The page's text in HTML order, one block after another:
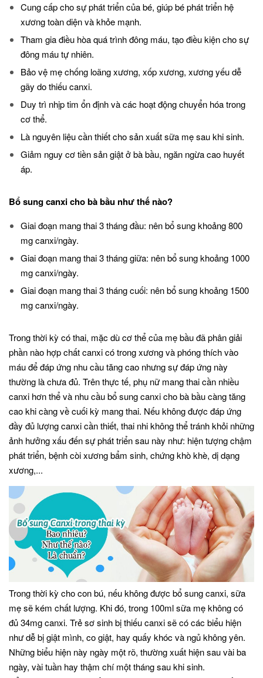
Cung cấp cho sự phát triển của bé, giúp bé phát triển hệ
xương toàn diện và khỏe mạnh.
Tham gia điều hòa quá trình đông máu, tạo điều kiện cho sự
đông máu tự nhiên.
Bảo vệ mẹ chống loãng xương, xốp xương, xương yếu dễ
gãy do thiếu canxi.
Duy trì nhịp tim ổn định và các hoạt động chuyển hóa trong
cơ thể.
Là nguyên liệu cần thiết cho sản xuất sữa mẹ sau khi sinh.
Giảm nguy cơ tiền sản giật ở bà bầu, ngăn ngừa cao huyết
áp.
Bổ sung canxi cho bà bầu như thế nào?
Giai đoạn mang thai 3 tháng đầu: nên bổ sung khoảng 800
mg canxi/ngày.
Giai đoạn mang thai 3 tháng giữa: nên bổ sung khoảng 1000
mg canxi/ngày.
Giai đoạn mang thai 3 tháng cuối: nên bổ sung khoảng 1500
mg canxi/ngày.
Trong thời kỳ có thai, mặc dù cơ thể của mẹ bầu đã phân giải
phần nào hợp chất canxi có trong xương và phóng thích vào
máu để đáp ứng nhu cầu tăng cao nhưng sự đáp ứng này
thường là chưa đủ. Trên thực tế, phụ nữ mang thai cần nhiều
canxi hơn thể và nhu cầu bổ sung canxi cho bà bầu càng tăng
cao khi càng về cuối kỳ mang thai. Nếu không được đáp ứng
đầy đủ lượng canxi cần thiết, thai nhi không thể tránh khỏi những
ảnh hưởng xấu đến sự phát triển sau này như: hiện tượng chậm
phát triển, bệnh còi xương bẩm sinh, chứng khò khè, dị dạng
xương,...
Trong thời kỳ cho con bú, nếu không được bổ sung canxi, sữa
mẹ sẽ kém chất lượng. Khi đó, trong 100ml sữa mẹ không có
đủ 34mg canxi. Trẻ sơ sinh bị thiếu canxi sẽ có các biểu hiện
như dễ bị giật mình, co giật, hay quấy khóc và ngủ không yên.
Những biểu hiện này ngày một rõ, thường xuất hiện sau vài ba
ngày, vài tuần hay thậm chí một tháng sau khi sinh.